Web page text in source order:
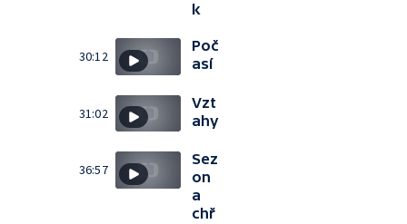
k
30:12
Poč
así
31:02
Vzt
ahy
36:57
Sez
on
a
chř